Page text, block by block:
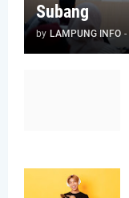
Subang
by LAMPUNG INFO -